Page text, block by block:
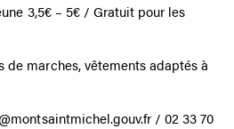
3,5€ – 5€ / Gratuit pour les
de marches, vêtements adaptés à
/ 02 33 70